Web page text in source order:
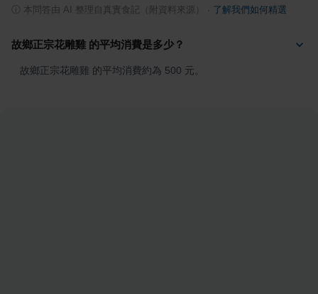
本問答由 AI 整理自真實食記（附資料來源） 了解我們如何精選
故鄉正宗花雕雞 的平均消費是多少？
故鄉正宗花雕雞 的平均消費約為 500 元。